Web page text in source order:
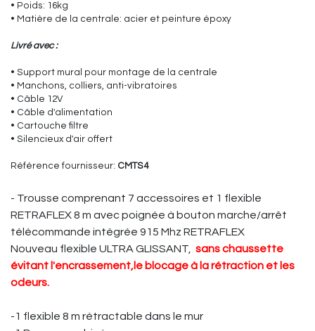
• Poids: 16kg
• Matière de la centrale: acier et peinture époxy
Livré avec :
• Support mural pour montage de la centrale
• Manchons, colliers, anti-vibratoires
• Câble 12V
• Câble d'alimentation
• Cartouche filtre
• Silencieux d'air offert
Référence fournisseur: CMTS4
- Trousse comprenant 7 accessoires et 1 flexible
RETRAFLEX 8 m avec poignée à bouton marche/arrêt
télécommande intégrée 915 Mhz RETRAFLEX
Nouveau flexible ULTRA GLISSANT, sans chaussette
évitant l'encrassement,le blocage à la rétraction et les
odeurs.
-1 flexible 8 m rétractable dans le mur